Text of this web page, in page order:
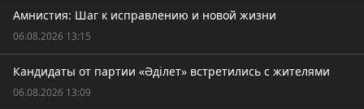
Амнистия: Шаг к исправлению и новой жизни
06.08.2026 13:15
Кандидаты от партии «Әділет» встретились с жителями
06.08.2026 13:09